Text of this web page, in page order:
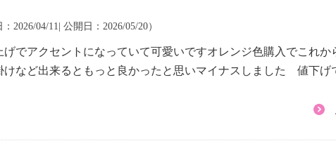
2026/04/11| 公開日：2026/05/20）
でアクセントになっていて可愛いですオレンジ色購入でこれ
など出来るともっと良かったと思いマイナスしました 値下げ